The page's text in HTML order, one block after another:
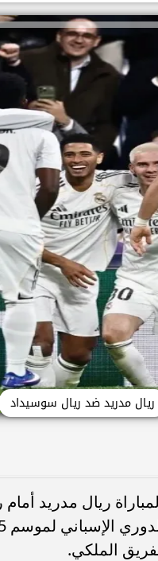
ريال مدريد ضد ريال سوسيداد
لمباراة ريال مدريد
الملكي.